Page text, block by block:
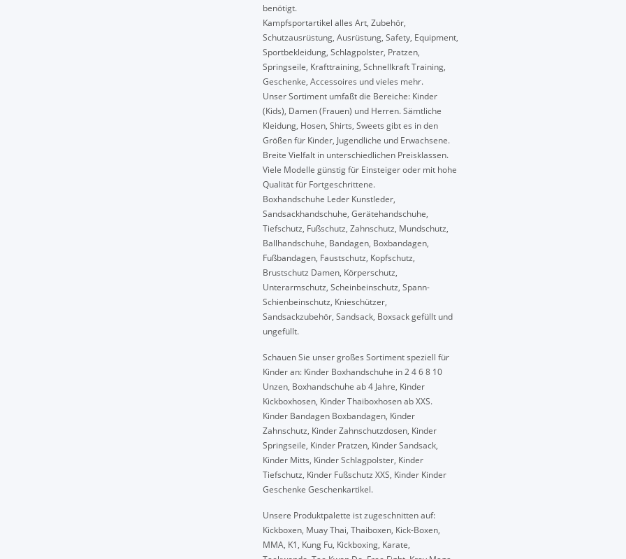
benötigt.
Kampfsportartikel alles Art, Zubehör,
Schutzausrüstung, Ausrüstung, Safety, Equipment,
Sportbekleidung, Schlagpolster, Pratzen,
Springseile, Krafttraining, Schnellkraft Training,
Geschenke, Accessoires und vieles mehr.
Unser Sortiment umfaßt die Bereiche: Kinder
(Kids), Damen (Frauen) und Herren. Sämtliche
Kleidung, Hosen, Shirts, Sweets gibt es in den
Größen für Kinder, Jugendliche und Erwachsene.
Breite Vielfalt in unterschiedlichen Preisklassen.
Viele Modelle günstig für Einsteiger oder mit hohe
Qualität für Fortgeschrittene.
Boxhandschuhe Leder Kunstleder,
Sandsackhandschuhe, Gerätehandschuhe,
Tiefschutz, Fußschutz, Zahnschutz, Mundschutz,
Ballhandschuhe, Bandagen, Boxbandagen,
Fußbandagen, Faustschutz, Kopfschutz,
Brustschutz Damen, Körperschutz,
Unterarmschutz, Scheinbeinschutz, Spann-
Schienbeinschutz, Knieschützer,
Sandsackzubehör, Sandsack, Boxsack gefüllt und
ungefüllt.
Schauen Sie unser großes Sortiment speziell für
Kinder an: Kinder Boxhandschuhe in 2 4 6 8 10
Unzen, Boxhandschuhe ab 4 Jahre, Kinder
Kickboxhosen, Kinder Thaiboxhosen ab XXS.
Kinder Bandagen Boxbandagen, Kinder
Zahnschutz, Kinder Zahnschutzdosen, Kinder
Springseile, Kinder Pratzen, Kinder Sandsack,
Kinder Mitts, Kinder Schlagpolster, Kinder
Tiefschutz, Kinder Fußschutz XXS, Kinder Kinder
Geschenke Geschenkartikel.
Unsere Produktpalette ist zugeschnitten auf:
Kickboxen, Muay Thai, Thaiboxen, Kick-Boxen,
MMA, K1, Kung Fu, Kickboxing, Karate,